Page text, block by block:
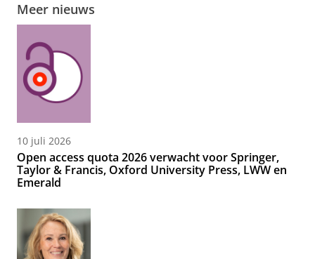
Meer nieuws
10 juli 2026
Open access quota 2026 verwacht voor Springer,
Taylor & Francis, Oxford University Press, LWW en
Emerald